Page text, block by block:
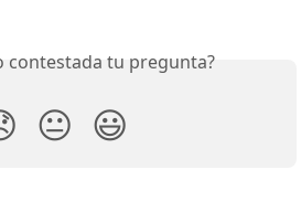
contestada tu pregunta?
😐 😃